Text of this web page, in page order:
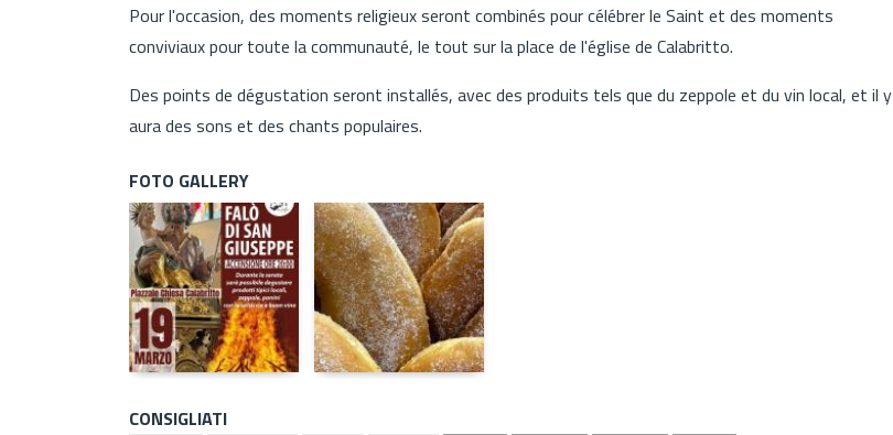
Pour l'occasion, des moments religieux seront combinés pour célébrer le Saint et des moments
conviviaux pour toute la communauté, le tout sur la place de l'église de Calabritto.
Des points de dégustation seront installés, avec des produits tels que du zeppole et du vin local, et il y
aura des sons et des chants populaires.
FOTO GALLERY
CONSIGLIATI